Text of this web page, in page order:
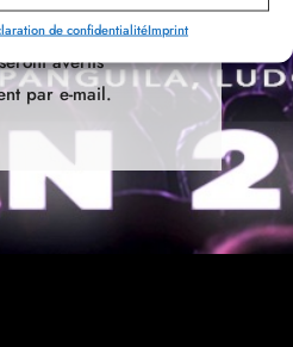
de confidentialitéImprint
avertis
par e-mail.